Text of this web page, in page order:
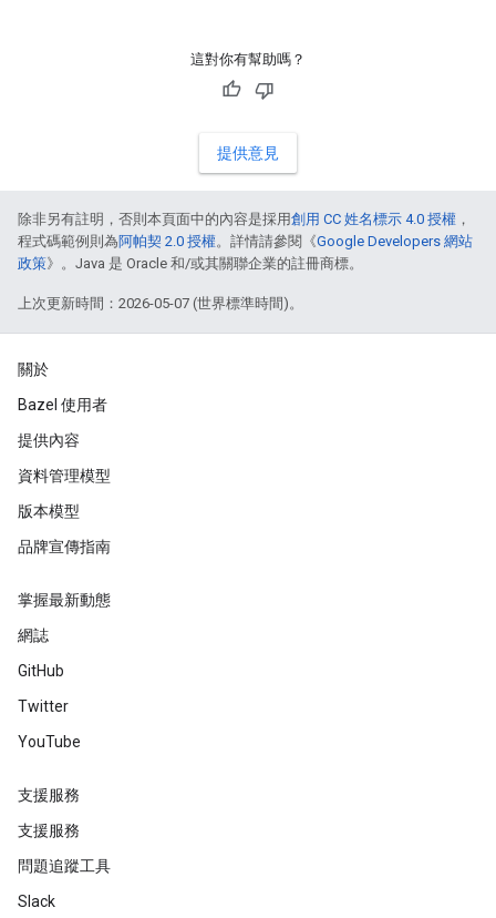
這對你有幫助嗎？
提供意見
除非另有註明，否則本頁面中的內容是採用創用 CC 姓名標示 4.0 授權 ，
程式碼範例則為阿帕契 2.0 授權。詳情請參閱《Google Developers 網站
政策》。Java 是 Oracle 和/或其關聯企業的註冊商標。
上次更新時間：2026-05-07 (世界標準時間)。
關於
Bazel 使用者
提供內容
資料管理模型
版本模型
品牌宣傳指南
掌握最新動態
網誌
GitHub
Twitter
YouTube
支援服務
支援服務
問題追蹤工具
Slack